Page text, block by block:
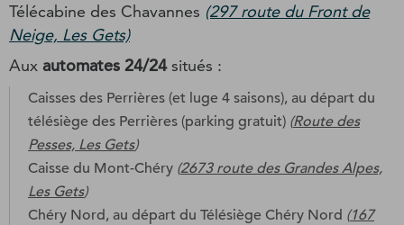
Télécabine des Chavannes (297 route du Front de
Neige, Les Gets)
Aux automates 24/24situés :
Caisses des Perrières (et luge 4 saisons), au départ du
télésiège des Perrières (parking gratuit) (Route des
Pesses, Les Gets)
Caisse du Mont-Chéry (2673 route des Grandes Alpes,
Les Gets)
Chéry Nord, au départ du Télésiège Chéry Nord (167